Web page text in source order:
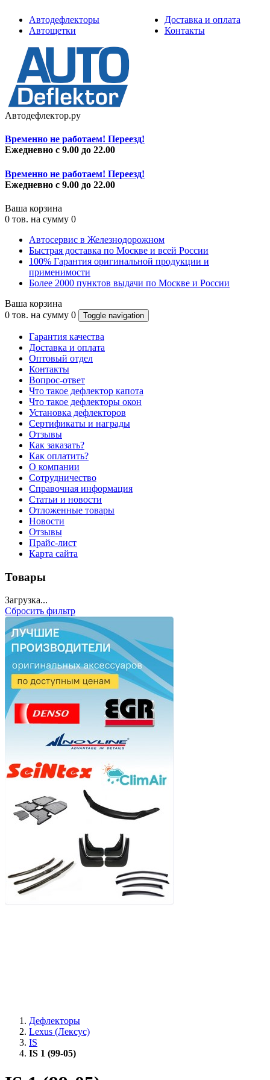
Автодефлекторы
Автощетки
Доставка и оплата
Контакты
Автодефлектор.ру
Временно не работаем! Переезд!
Ежедневно с 9.00 до 22.00
Временно не работаем! Переезд!
Ежедневно с 9.00 до 22.00
Ваша корзина
0 тов. на сумму 0
Автосервис в Железнодорожном
Быстрая доставка по Москве и всей России
100% Гарантия оригинальной продукции и
применимости
Более 2000 пунктов выдачи по Москве и России
Ваша корзина
0 тов. на сумму 0 Toggle navigation
Гарантия качества
Доставка и оплата
Оптовый отдел
Контакты
Вопрос-ответ
Что такое дефлектор капота
Что такое дефлекторы окон
Установка дефлекторов
Сертификаты и награды
Отзывы
Как заказать?
Как оплатить?
О компании
Сотрудничество
Справочная информация
Статьи и новости
Отложенные товары
Новости
Отзывы
Прайс-лист
Карта сайта
Товары
Загрузка...
Сбросить фильтр
Дефлекторы
Lexus (Лексус)
IS
IS 1 (99-05)